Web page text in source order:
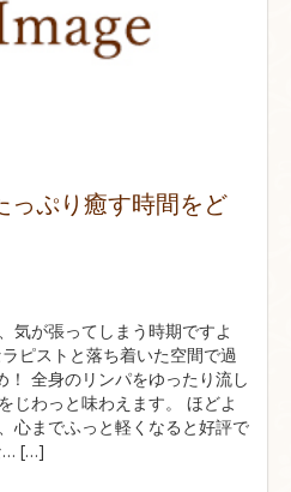
っぷり癒す時間をど
気が張ってしまう時期ですよ
ピストと落ち着いた空間で過
！ 全身のリンパをゆったり流し
じわっと味わえます。 ほどよ
心までふっと軽くなると好評で
… […]